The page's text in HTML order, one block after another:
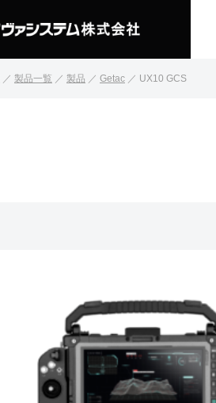
／ 製品一覧 ／ 製品 ／ Getac ／ UX10 GCS